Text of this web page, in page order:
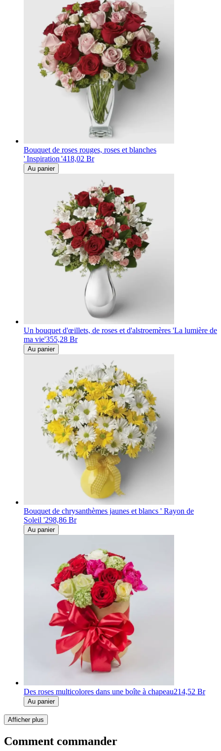
Bouquet de roses rouges, roses et blanches
' Inspiration '418,02 Br
Au panier
Un bouquet d'œillets, de roses et d'alstroemères 'La lumière de
ma vie'355,28 Br
Au panier
Bouquet de chrysanthèmes jaunes et blancs ' Rayon de
Soleil '298,86 Br
Au panier
Des roses multicolores dans une boîte à chapeau214,52 Br
Au panier
Afficher plus
Comment commander